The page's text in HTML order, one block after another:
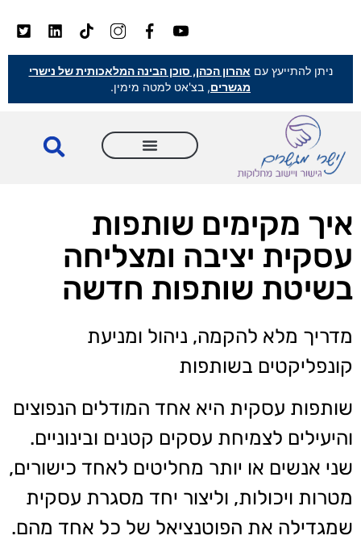
ניתן להתייעץ עם אהרון הכהן, סוכן הבינה המלאכותית של נישרי
מגשרים, בצ'אט למטה מימין.
איך מקימים שותפות
עסקית יציבה ומצליחה
בשיטת שותפות חדשה
מדריך מלא להקמה, ניהול ומניעת
קונפליקטים בשותפות
שותפות עסקית היא אחד המודלים הנפוצים
והיעילים לצמיחת עסקים קטנים ובינוניים.
שני אנשים או יותר מחליטים לאחד כישורים,
מטרות ויכולות, וליצור יחד מסגרת עסקית
שמגדילה את הפוטנציאל של כל אחד מהם.